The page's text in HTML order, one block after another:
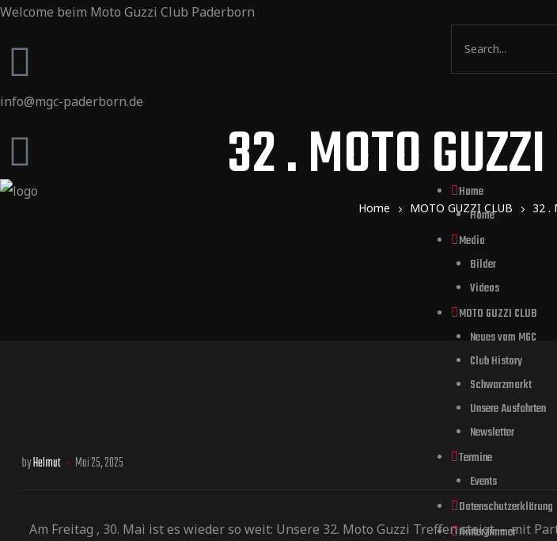
Welcome beim Moto Guzzi Club Paderborn
info@mgc-paderborn.de
Home
Home
Media
Bilder
Videos
MOTO GUZZI CLUB
Neues vom MGC
Club History
Schwarzmarkt
Unsere Ausfahrten
Newsletter
Termine
Events
Datenschutzerklärung
Hinterzimmer
32 . MOTO
Home MOTO GUZZI CLUB 32 .
byHelmut Mai 25, 2025
Am Freitag , 30. Mai ist es wieder so weit: Unsere 32. Moto Guzzi Treffen steigt – mit